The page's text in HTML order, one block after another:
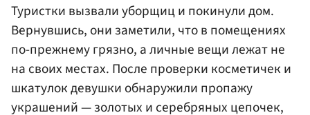
Туристки вызвали уборщиц и покинули дом.
Вернувшись, они заметили, что в помещениях
по-прежнему грязно, а личные вещи лежат не
на своих местах. После проверки косметичек и
шкатулок девушки обнаружили пропажу
украшений — золотых и серебряных цепочек,